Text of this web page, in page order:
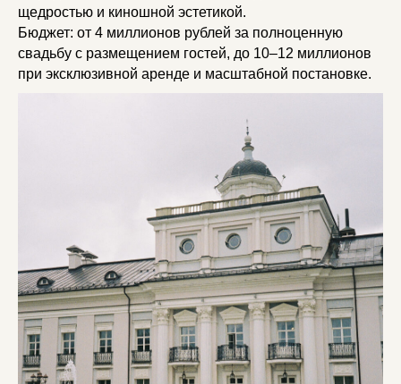
щедростью и киношной эстетикой.
Бюджет: от 4 миллионов рублей за полноценную
свадьбу с размещением гостей, до 10–12 миллионов
при эксклюзивной аренде и масштабной постановке.